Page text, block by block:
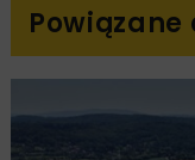
Powiązane